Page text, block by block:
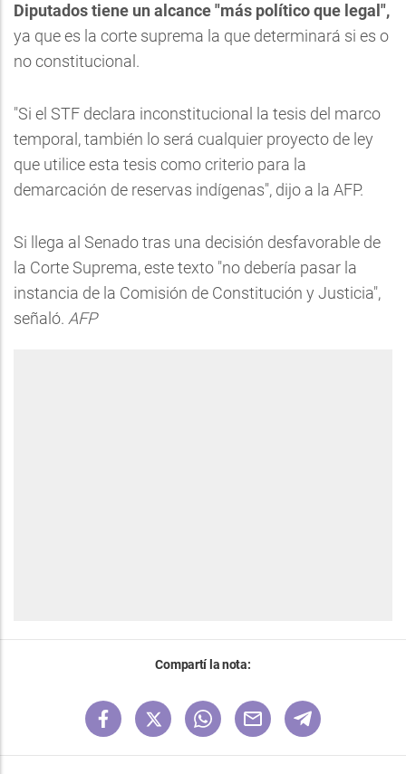
Diputados tiene un alcance "más político que legal",
ya que es la corte suprema la que determinará si es o
no constitucional.
"Si el STF declara inconstitucional la tesis del marco
temporal, también lo será cualquier proyecto de ley
que utilice esta tesis como criterio para la
demarcación de reservas indígenas", dijo a la AFP.
Si llega al Senado tras una decisión desfavorable de
la Corte Suprema, este texto "no debería pasar la
instancia de la Comisión de Constitución y Justicia",
señaló. AFP
Compartí la nota: